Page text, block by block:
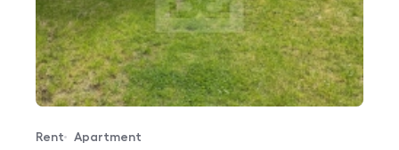
Offer type
Rent
Property type
Apartment